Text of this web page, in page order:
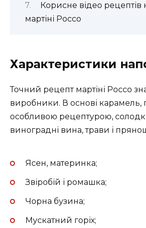
Корисне відео рецептів
мартіні Россо
Характеристики
Точний рецепт мартіні Россо
виробники. В основі карамель,
особливою рецептурою,
виноградні вина, трави і
Ясен, материнка;
Звіробій і ромашка;
Чорна бузина;
Мускатний горіх;